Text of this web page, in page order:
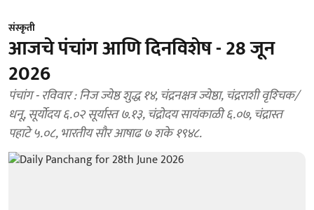
संस्कृती
आजचे पंचांग आणि दिनविशेष - 28 जून
2026
पंचांग - रविवार : निज ज्येष्ठ शुद्ध १४, चंद्रनक्षत्र ज्येष्ठा, चंद्रराशी वृश्‍चिक/
धनू, सूर्योदय ६.०२ सूर्यास्त ७.१३, चंद्रोदय सायंकाळी ६.०७, चंद्रास्त
पहाटे ५.०८, भारतीय सौर आषाढ ७ शके १९४८.